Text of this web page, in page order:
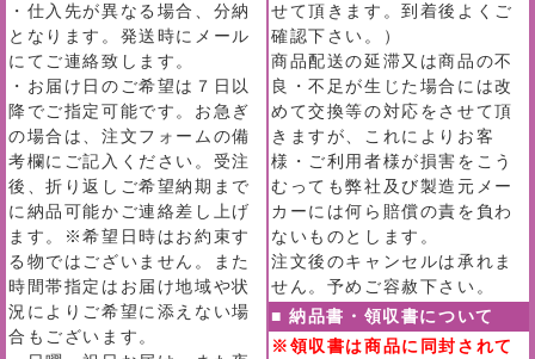
・仕入先が異なる場合、分納
となります。発送時にメール
にてご連絡致します。
・お届け日のご希望は７日以
降でご指定可能です。お急ぎ
の場合は、注文フォームの備
考欄にご記入ください。受注
後、折り返しご希望納期まで
に納品可能かご連絡差し上げ
ます。※希望日時はお約束す
る物ではございません。また
時間帯指定はお届け地域や状
況によりご希望に添えない場
合もございます。
せて頂きます。到着後よくご
確認下さい。）
商品配送の延滞又は商品の不
良・不足が生じた場合には改
めて交換等の対応をさせて頂
きますが、これによりお客
様・ご利用者様が損害をこう
むっても弊社及び製造元メー
カーには何ら賠償の責を負わ
ないものとします。
注文後のキャンセルは承れま
せん。予めご容赦下さい。
■ 納品書・領収書について
※領収書は商品に同封されて